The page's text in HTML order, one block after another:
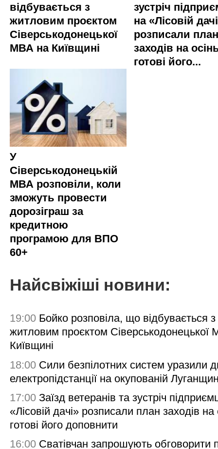
відбувається з
житловим проєктом
Сіверськодонецької
МВА на Київщині
зустріч
на «Лісовій
розписали план
заходів на
готові його...
У
Сіверськодонецькій
МВА розповіли, коли
зможуть провести
дорозіграш за
кредитною
програмою для ВПО
60+
Найсвіжіші новини:
19:00 Бойко розповіла, що відбувається з
житловим проєктом Сіверськодонецької
Київщині
18:00 Сили безпілотних систем уразили
електропідстанції на окупованій
17:00 Заїзд ветеранів та зустріч
«Лісовій дачі» розписали план заходів на
готові його доповнити
16:00 Сватівчан запрошують обговорити